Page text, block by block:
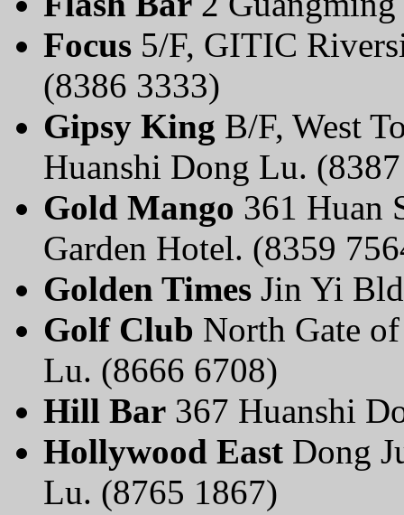
Focus 5/F, GITIC
(8386 3333)
Gipsy King B/F, West
Huanshi Dong Lu.
Gold Mango 361 Huan
Garden Hotel. (8359
Golden Times Jin Yi
Golf Club North Gate
Lu. (8666 6708)
Hill Bar 367 Huanshi
Hollywood East Dong
Lu. (8765 1867)